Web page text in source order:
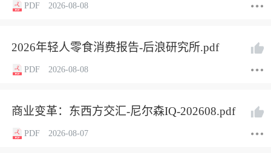
PDF 2026-08-08
2026年轻人零食消费报告-后浪研究所.pdf
PDF 2026-08-08
商业变革：东西方交汇-尼尔森IQ-202608.pdf
PDF 2026-08-07